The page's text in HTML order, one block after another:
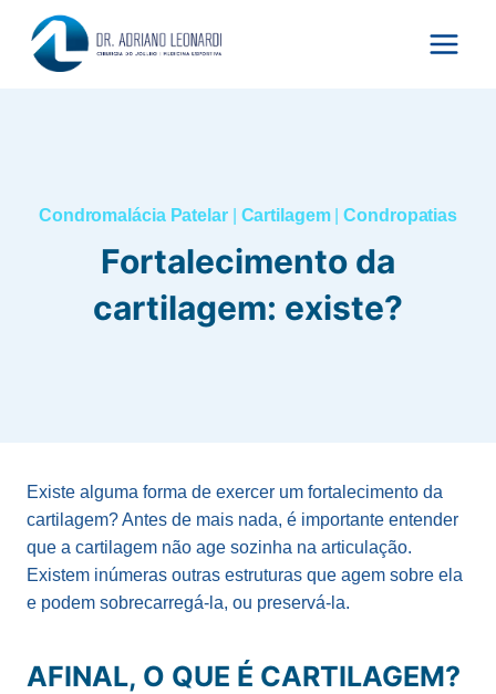
para
Condromalácia Patelar| Cartilagem|Condropatias
Fortalecimento da
cartilagem: existe?
Existe alguma forma de exercer um fortalecimento da
cartilagem? Antes de mais nada, é importante entender
que a cartilagem não age sozinha na articulação.
Existem inúmeras outras estruturas que agem sobre ela
e podem sobrecarregá-la, ou preservá-la.
AFINAL, O QUE É CARTILAGEM?